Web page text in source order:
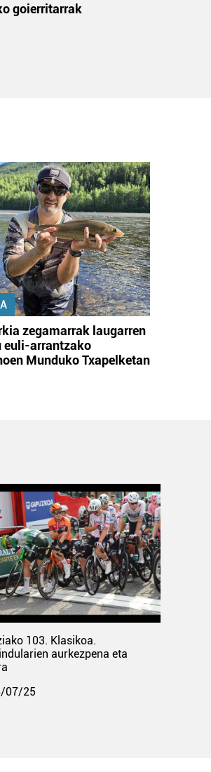
goierritarrak
zegamarrak laugarren
euli-arrantzako
Munduko Txapelketan
103. Klasikoa.
aurkezpena eta
07/25